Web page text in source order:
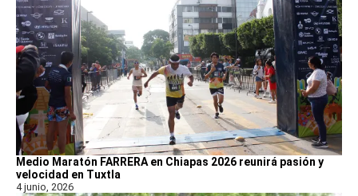
Medio Maratón FARRERA en Chiapas 2026 reunirá pasión y
velocidad en Tuxtla
4 junio, 2026